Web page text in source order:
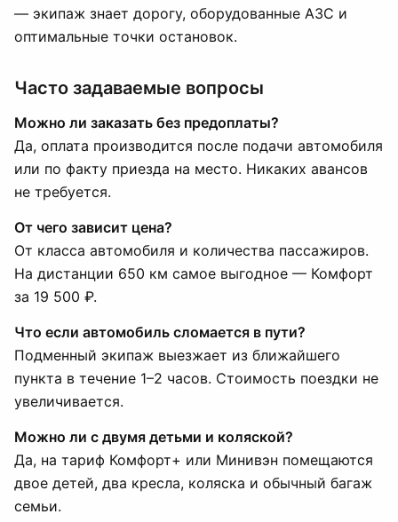
— экипаж знает дорогу, оборудованные АЗС и
оптимальные точки остановок.
Часто задаваемые вопросы
Можно ли заказать без предоплаты?
Да, оплата производится после подачи автомобиля
или по факту приезда на место. Никаких авансов
не требуется.
От чего зависит цена?
От класса автомобиля и количества пассажиров.
На дистанции 650 км самое выгодное — Комфорт
за 19 500 ₽.
Что если автомобиль сломается в пути?
Подменный экипаж выезжает из ближайшего
пункта в течение 1–2 часов. Стоимость поездки не
увеличивается.
Можно ли с двумя детьми и коляской?
Да, на тариф Комфорт+ или Минивэн помещаются
двое детей, два кресла, коляска и обычный багаж
семьи.